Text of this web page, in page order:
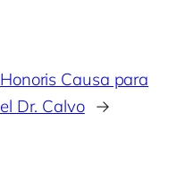
Honoris Causa para
el Dr. Calvo →